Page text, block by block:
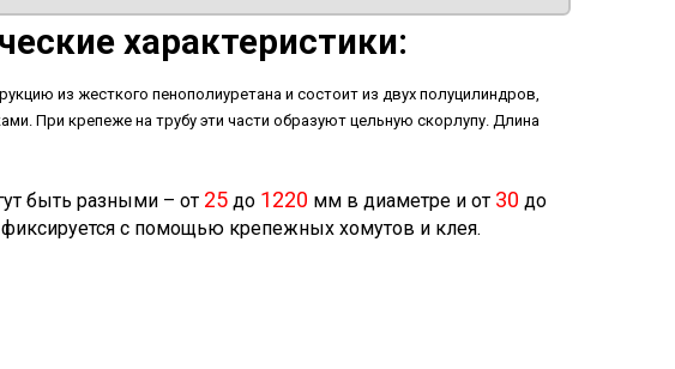
характеристики:
из жесткого пенополиуретана и состоит из двух полуцилиндров,
При крепеже на трубу эти части образуют цельную скорлупу. Длина
быть разными – от 25 до 1220 мм в диаметре и от 30 до
с помощью крепежных хомутов и клея.